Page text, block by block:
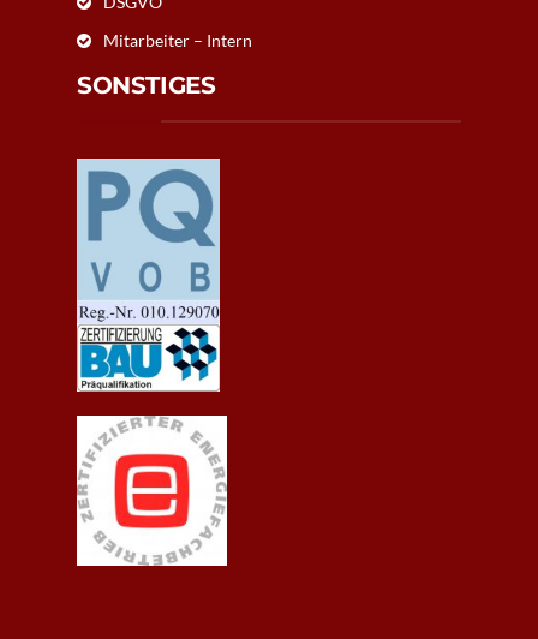
Mitarbeiter – Intern
SONSTIGES